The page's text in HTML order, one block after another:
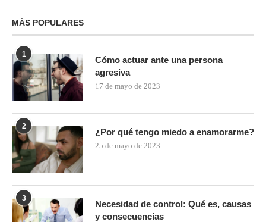
MÁS POPULARES
1
Cómo actuar ante una persona
agresiva
17 de mayo de 2023
2
¿Por qué tengo miedo a enamorarme?
25 de mayo de 2023
3
Necesidad de control: Qué es, causas
y consecuencias